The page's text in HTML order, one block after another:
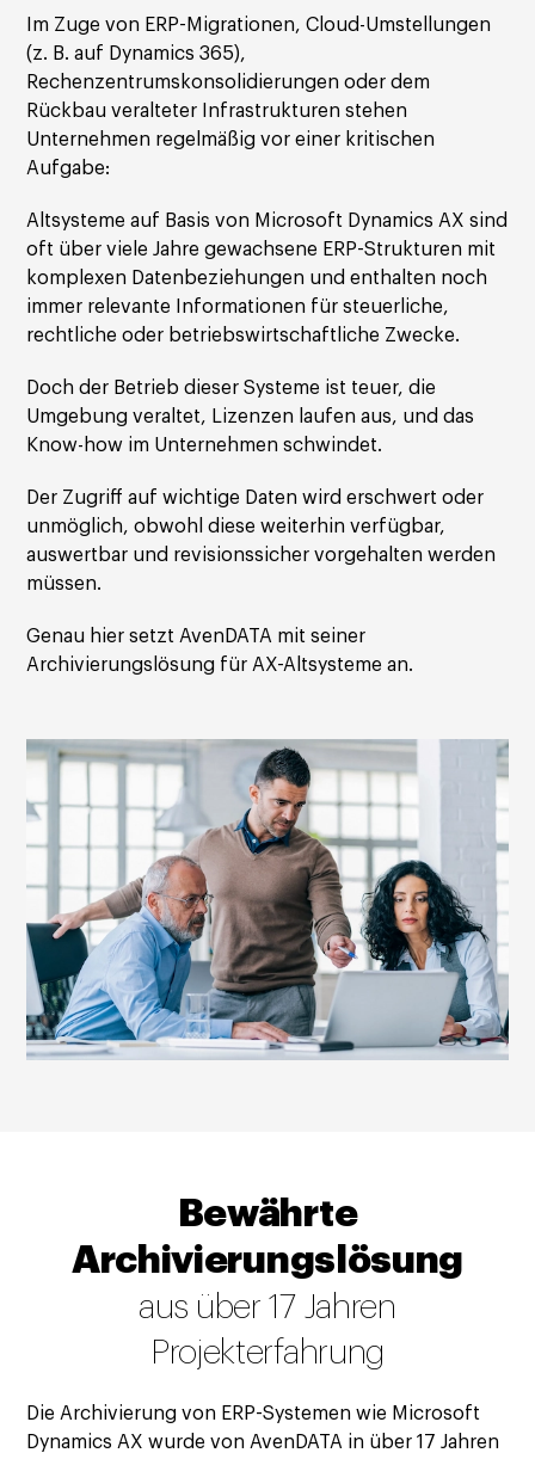
Im Zuge von ERP-Migrationen, Cloud-Umstellungen
(z. B. auf Dynamics 365),
Rechenzentrumskonsolidierungen oder dem
Rückbau veralteter Infrastrukturen stehen
Unternehmen regelmäßig vor einer kritischen
Aufgabe:
Altsysteme auf Basis von Microsoft Dynamics AX sind
oft über viele Jahre gewachsene ERP-Strukturen mit
komplexen Datenbeziehungen und enthalten noch
immer relevante Informationen für steuerliche,
rechtliche oder betriebswirtschaftliche Zwecke.
Doch der Betrieb dieser Systeme ist teuer, die
Umgebung veraltet, Lizenzen laufen aus, und das
Know-how im Unternehmen schwindet.
Der Zugriff auf wichtige Daten wird erschwert oder
unmöglich, obwohl diese weiterhin verfügbar,
auswertbar und revisionssicher vorgehalten werden
müssen.
Genau hier setzt AvenDATA mit seiner
Archivierungslösung für AX-Altsysteme an.
Bewährte
Archivierungslösung
aus über 17 Jahren
Projekterfahrung
Die Archivierung von ERP-Systemen wie Microsoft
Dynamics AX wurde von AvenDATA in über 17 Jahren